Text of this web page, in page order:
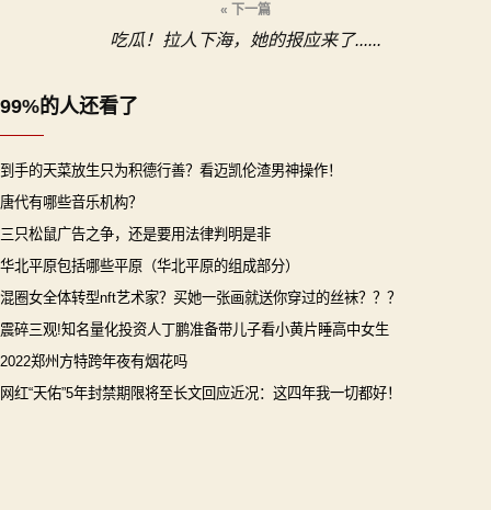
« 下一篇
吃瓜！拉人下海，她的报应来了......
99%的人还看了
到手的天菜放生只为积德行善？看迈凯伦渣男神操作！
唐代有哪些音乐机构？
三只松鼠广告之争，还是要用法律判明是非
华北平原包括哪些平原（华北平原的组成部分）
混圈女全体转型nft艺术家？买她一张画就送你穿过的丝袜？？？
震碎三观!知名量化投资人丁鹏准备带儿子看小黄片睡高中女生
2022郑州方特跨年夜有烟花吗
网红“天佑”5年封禁期限将至长文回应近况：这四年我一切都好！